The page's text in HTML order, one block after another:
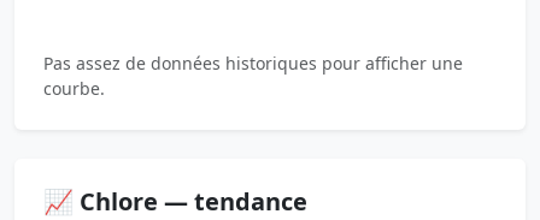
Pas assez de données historiques pour afficher une
courbe.
📈 Chlore — tendance